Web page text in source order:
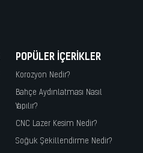
POPÜLER İÇERIKLER
Korozyon Nedir?
Bahçe Aydınlatması Nasıl
Yapılır?
CNC Lazer Kesim Nedir?
Soğuk Şekillendirme Nedir?